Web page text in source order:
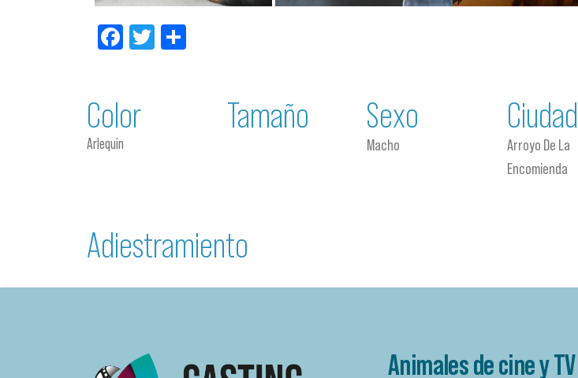
Facebook
Twitter
Color
Arlequin
Tamaño Sexo
Macho
Ciudad
Arroyo De La
Encomienda
Adiestramiento
Animales de cine y TV